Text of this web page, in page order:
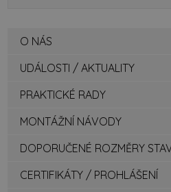
O NÁS
UDÁLOSTI / AKTUALITY
PRAKTICKÉ RADY
MONTÁŽNÍ NÁVODY
DOPORUČENÉ ROZMĚRY
CERTIFIKÁTY / PROHLÁŠENÍ